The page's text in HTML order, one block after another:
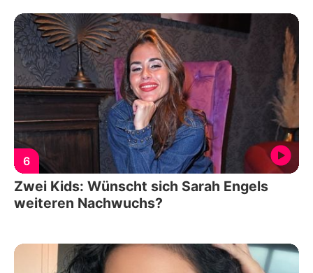
6
Zwei Kids: Wünscht sich Sarah Engels
weiteren Nachwuchs?